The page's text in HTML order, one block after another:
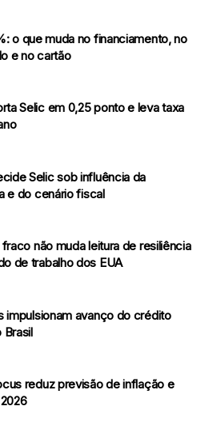
o que muda no financiamento, no
e no cartão
Selic em 0,25 ponto e leva taxa
Selic sob influência da
e do cenário fiscal
não muda leitura de resiliência
de trabalho dos EUA
impulsionam avanço do crédito
Brasil
reduz previsão de inflação e